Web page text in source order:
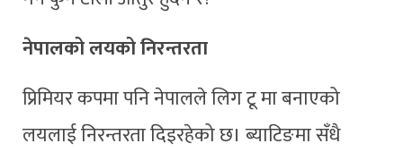
नेपालको लयको निरन्तरता
प्रिमियर कपमा पनि नेपालले लिग टू मा बनाएको
लयलाई निरन्तरता दिइरहेको छ। ब्याटिङमा सँधै